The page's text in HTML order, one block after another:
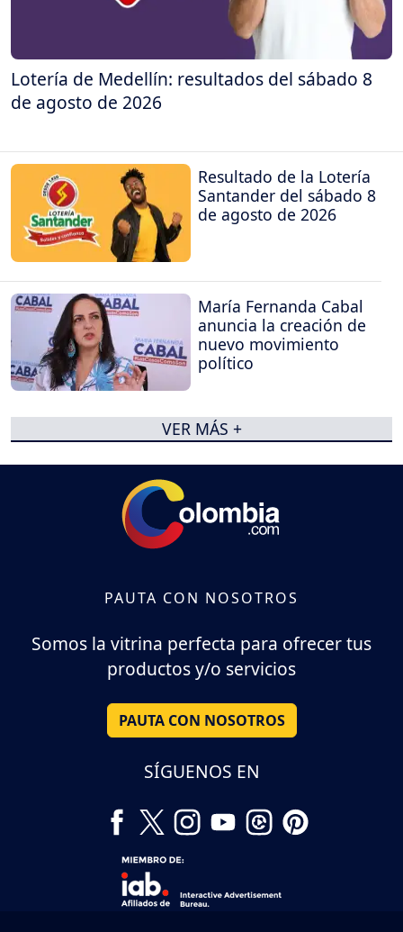
Lotería de Medellín: resultados del sábado 8
de agosto de 2026
Resultado de la Lotería
Santander del sábado 8
de agosto de 2026
María Fernanda Cabal
anuncia la creación de
nuevo movimiento
político
VER MÁS +
PAUTA CON NOSOTROS
Somos la vitrina perfecta para ofrecer tus
productos y/o servicios
PAUTA CON NOSOTROS
SÍGUENOS EN